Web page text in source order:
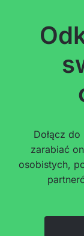
Dołącz
zarabiać
osobistych,